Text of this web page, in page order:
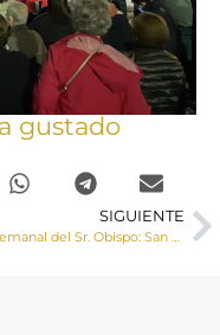
gustado
SIGUIENTE
Carta semanal del Sr. Obispo: San José